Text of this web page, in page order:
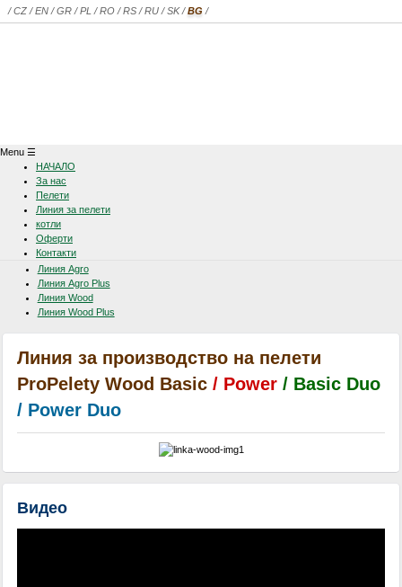
/CZ/EN/GR/PL /RO/RS/RU/SK/BG /
Menu ☰
НАЧАЛО
За нас
Пелети
Линия за пелети
котли
Oферти
Контакти
Линия Agro
Линия Agro Plus
Линия Wood
Линия Wood Plus
Линия за производство на пелети
ProPelety Wood Basic / Power / Basic Duo
/ Power Duo
Видео